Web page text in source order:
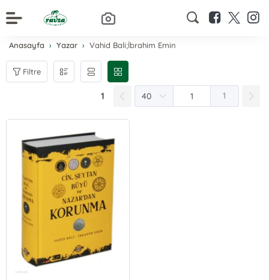
Anasayfa Yazar Vahid Bali;İbrahim Emin
Filtre
1 1